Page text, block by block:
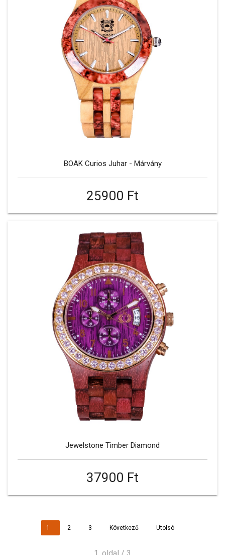
BOAK Curios Juhar - Márvány
25900 Ft
Jewelstone Timber Diamond
37900 Ft
1 2 3 Következő Utolsó
1. oldal / 3